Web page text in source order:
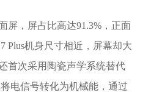
屏，屏占比高达91.3%，正面
Plus机身尺寸相近，屏幕却大
首次采用陶瓷声学系统替代
电信号转化为机械能，通过